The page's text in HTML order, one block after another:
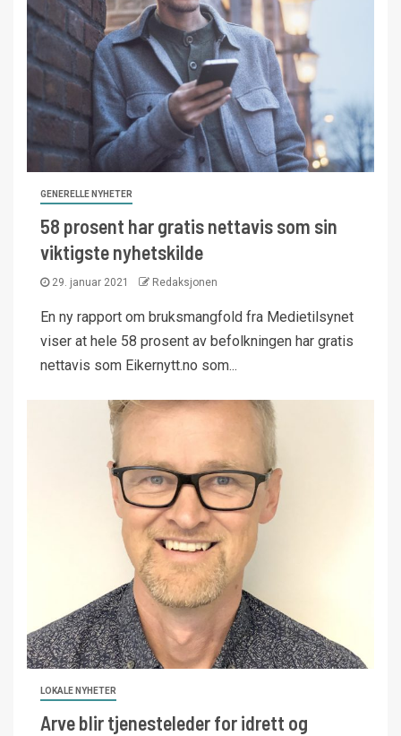
GENERELLE NYHETER
58 prosent har gratis nettavis som sin
viktigste nyhetskilde
29. januar 2021 Redaksjonen
En ny rapport om bruksmangfold fra Medietilsynet
viser at hele 58 prosent av befolkningen har gratis
nettavis som Eikernytt.no som...
LOKALE NYHETER
Arve blir tjenesteleder for idrett og